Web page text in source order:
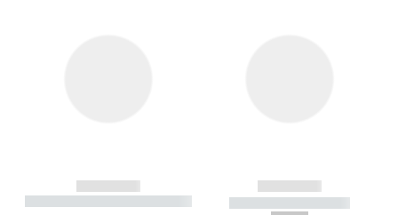
------------
----------- ----------- --------
------------
----------- -----------